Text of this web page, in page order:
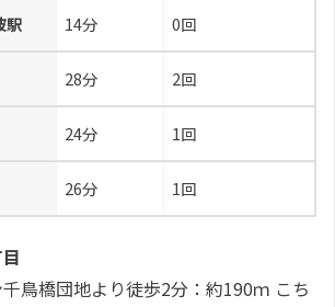
駅 14分 0回
28分 2回
24分 1回
26分 1回
鳥橋団地より徒歩2分：約190ｍ こち